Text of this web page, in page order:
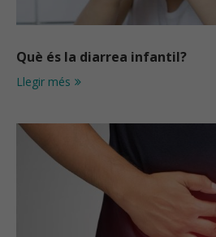
Què és la diarrea infantil?
Llegir més